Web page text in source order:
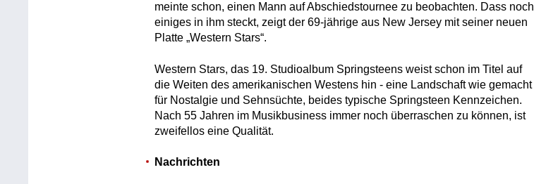
meinte schon, einen Mann auf Abschiedstournee zu beobachten. Dass noch
einiges in ihm steckt, zeigt der 69-jährige aus New Jersey mit seiner neuen
Platte „Western Stars“.
Western Stars, das 19. Studioalbum Springsteens weist schon im Titel auf
die Weiten des amerikanischen Westens hin - eine Landschaft wie gemacht
für Nostalgie und Sehnsüchte, beides typische Springsteen Kennzeichen.
Nach 55 Jahren im Musikbusiness immer noch überraschen zu können, ist
zweifellos eine Qualität.
Nachrichten